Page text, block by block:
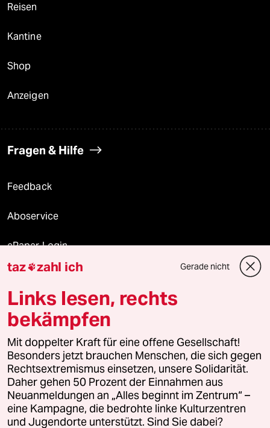
Reisen
Kantine
Shop
Anzeigen
Fragen & Hilfe
Feedback
Aboservice
ePaper Login
Downloads für Abonnierende
© 2026 taz Verlags und Vertriebs GmbH
Alle Rechte vorbehalten. Bei rechtlichen Fragen oder für Genehmigungen
wenden Sie sich bitte an
lizenzen@taz.de
Feedback Redaktionsstatut Kommune-Richtlinien
Leitlinie Informant Datenschutz Impressum AGB
taz zahl ich Gerade nicht
Links lesen, rechts
bekämpfen
Mit doppelter Kraft für eine offene Gesellschaft!
Besonders jetzt brauchen Menschen, die sich gegen
Rechtsextremismus einsetzen, unsere Solidarität.
Daher gehen 50 Prozent der Einnahmen aus
Neuanmeldungen an „Alles beginnt im Zentrum“ –
eine Kampagne, die bedrohte linke Kulturzentren
und Jugendorte unterstützt. Sind Sie dabei?